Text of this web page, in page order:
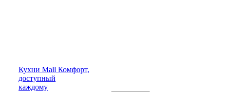
Кухни Mall Комфорт,
доступный
каждому